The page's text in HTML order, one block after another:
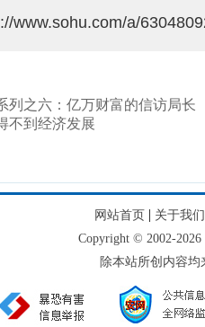
www.sohu.com/a/
列之六：亿万财富的信访局长
不到经济发展
网站首页| 关于我们
Copyright © 2002-
除本站所创内容